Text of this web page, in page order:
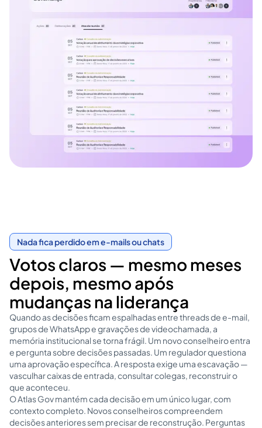
Nada fica perdido em e-mails ou chats
Votos claros — mesmo meses
depois, mesmo após
mudanças na liderança
Quando as decisões ficam espalhadas entre threads de e-mail,
grupos de WhatsApp e gravações de videochamada, a
memória institucional se torna frágil. Um novo conselheiro entra
e pergunta sobre decisões passadas. Um regulador questiona
uma aprovação específica. A resposta exige uma escavação —
vasculhar caixas de entrada, consultar colegas, reconstruir o
que aconteceu.
O Atlas Gov mantém cada decisão em um único lugar, com
contexto completo. Novos conselheiros compreendem
decisões anteriores sem precisar de reconstrução. Perguntas